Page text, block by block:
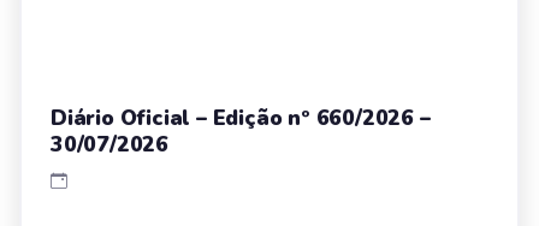
Diário Oficial – Edição nº 660/2026 –
30/07/2026